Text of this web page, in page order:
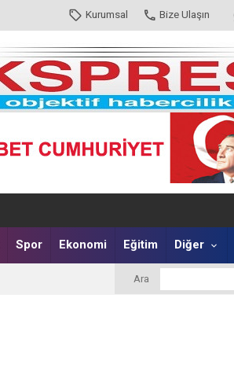
Kurumsal Bize Ulaşın
Spor Ekonomi Eğitim Diğer
Ara